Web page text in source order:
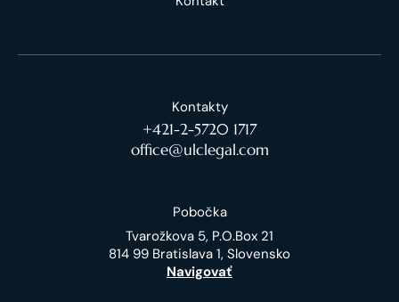
Kontakty
+421-2-5720 1717
office@ulclegal.com
Pobočka
Tvarožkova 5, P.O.Box 21
814 99 Bratislava 1, Slovensko
Navigovať